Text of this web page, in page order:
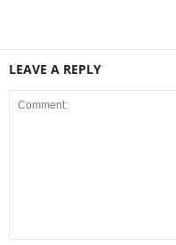
LEAVE A REPLY